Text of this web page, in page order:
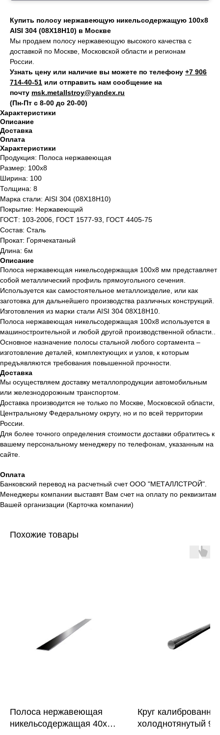
Купить полосу нержавеющую никельсодержащую 100х8
AISI 304 (08Х18Н10) в Москве
Мы продаем полосу нержавеющую высокого качества с
доставкой по Москве, Московской области и регионам
России.
Узнать цену или наличие вы можете по телефону +7 906
714‑40-51 или отправить нам сообщение на
почту msk.metallstroy@yandex.ru
(Пн-Пт с 8-00 до 20-00)
Характеристики
Описание
Доставка
Оплата
Характеристики
Продукция: Полоса нержавеющая
Размер: 100х8
Ширина: 100
Толщина: 8
Марка стали: AISI 304 (08Х18Н10)
Покрытие: Нержавеющий
ГОСТ: 103-2006, ГОСТ 1577-93, ГОСТ 4405-75
Состав: Сталь
Прокат: Горячекатаный
Длина: 6м
Описание
Полоса нержавеющая никельсодержащая 100х8 мм представляет
собой металлический профиль прямоугольного сечения.
Используется как самостоятельное металлоизделие, или как
заготовка для дальнейшего производства различных конструкций.
Изготовления из марки стали AISI 304 08Х18Н10.
Полоса нержавеющая никельсодержащая 100х8 используется в
машиностроительной и любой другой производственной области..
Основное назначение полосы стальной любого сортамента –
изготовление деталей, комплектующих и узлов, к которым
предъявляются требования повышенной прочности.
Доставка
Мы осуществляем доставку металлопродукции автомобильным
или железнодорожным транспортом.
Доставка производится не только по Москве, Московской области,
Центральному Федеральному округу, но и по всей территории
России.
Для более точного определения стоимости доставки обратитесь к
вашему персональному менеджеру по телефонам, указанным на
сайте.
Оплата
Банковский перевод на расчетный счет ООО "МЕТАЛЛСТРОЙ".
Менеджеры компании выставят Вам счет на оплату по реквизитам
Вашей организации (Карточка компании)
Похожие товары
Полоса нержавеющая
никельсодержащая 40х8
Круг
холоднотянутый 9